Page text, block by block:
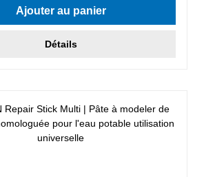
Ajouter au panier
Détails